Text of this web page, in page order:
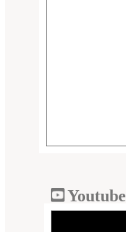
Youtube